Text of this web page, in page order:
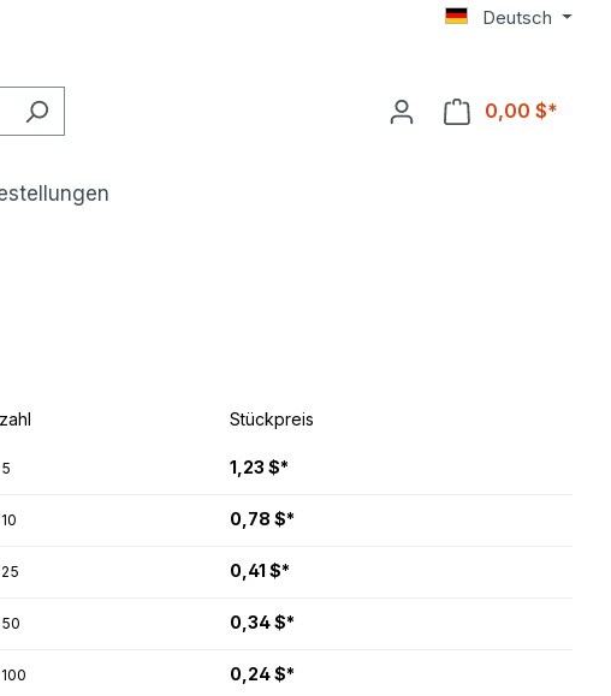
Deutsch
0,00 $*
Stückpreis
5 1,23 $*
10 0,78 $*
25 0,41 $*
50 0,34 $*
100 0,24 $*